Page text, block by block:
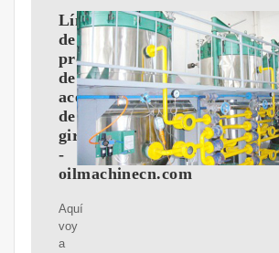
Línea
de
producción
de
aceite
de
girasol
-
oilmachinecn.com
Aquí
voy
a